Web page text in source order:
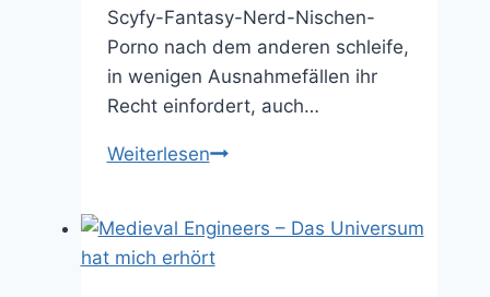
Scyfy-Fantasy-Nerd-Nischen-
Porno nach dem anderen schleife,
in wenigen Ausnahmefällen ihr
Recht einfordert, auch…
WeiterlesenFilmkritik:
Benefits